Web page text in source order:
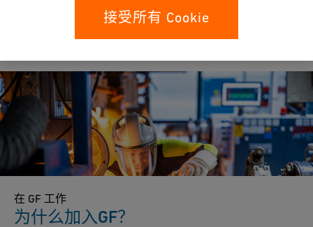
在 GF 工作
为什么加入GF？
接受所有 Cookie